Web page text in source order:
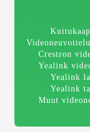
Videoneuvottelu
Crestron
Yealink
Yealink
Yealink
Muut